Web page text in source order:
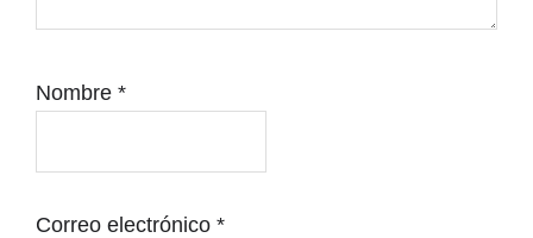
Nombre *
Correo electrónico *